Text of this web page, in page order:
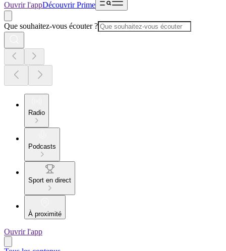
Ouvrir l'appDécouvrir Prime
Que souhaitez-vous écouter ?
Radio
Podcasts
Sport en direct
À proximité
Ouvrir l'app